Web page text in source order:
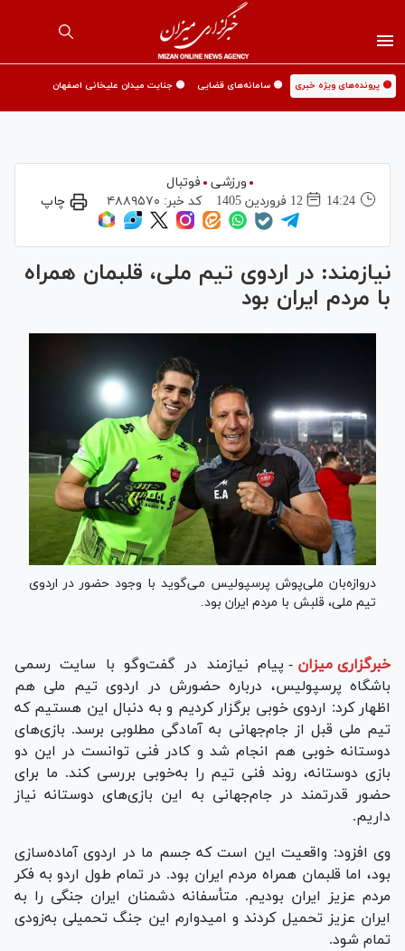
🟡 پرونده‌های ویژه خبری 🟡 سامانه‌های قضایی 🟡 جنایت میدان علیخانی اصفهان
ورزشی
فوتبال
14:24
12 فروردين 1405 کد خبر: ۴۸۸۹۵۷۰ چاپ
نیازمند: در ار‌دوی تیم ملی، قلبمان همراه
با مردم ایران بود
دروازه‌بان ملی‌پوش پرسپولیس می‌گوید با وجود حضور در اردوی
تیم ملی، قلبش با مردم ایران بود.
خبرگزاری میزان - پیام نیازمند در گفت‌و‌گو با سایت رسمی
باشگاه پرسپولیس، درباره حضورش در اردوی تیم ملی هم
اظهار کرد: اردوی خوبی برگزار کردیم و به دنبال این هستیم که
تیم ملی قبل از جام‌جهانی به آمادگی مطلوبی برسد. بازی‌های
دوستانه خوبی هم انجام شد و کادر فنی توانست در این دو
بازی دوستانه، روند فنی تیم را به‌خوبی بررسی کند. ما برای
حضور قدرتمند در جام‌جهانی به این بازی‌های دوستانه نیاز
داریم.
وی افزود: واقعیت این است که جسم ما در اردوی آماده‌سازی
بود، اما قلبمان همراه مردم ایران بود. در تمام طول اردو به فکر
مردم عزیز ایران بودیم. متأسفانه دشمنان ایران جنگی را به
ایران عزیز تحمیل کردند و امیدوارم این جنگ تحمیلی به‌زودی
تمام شود.